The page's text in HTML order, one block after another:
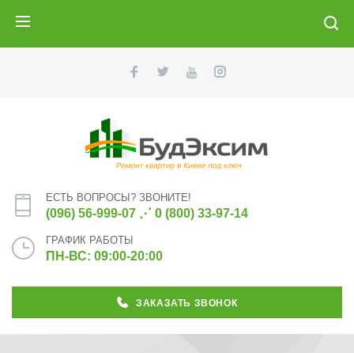
ЕСТЬ ВОПРОСЫ? ЗВОНИТЕ!
(096) 56-999-07 ⋰ 0 (800) 33-97-14
ГРАФИК РАБОТЫ
ПН-ВС: 09:00-20:00
ЗАКАЗАТЬ ЗВОНОК